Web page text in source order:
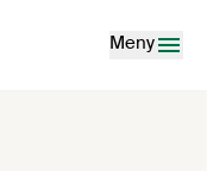
Meny